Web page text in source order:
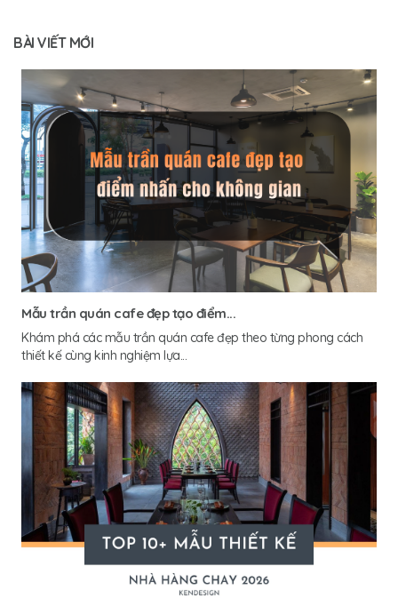
BÀI VIẾT MỚI
Mẫu trần quán cafe đẹp tạo điểm...
Khám phá các mẫu trần quán cafe đẹp theo từng phong cách
thiết kế cùng kinh nghiệm lựa...